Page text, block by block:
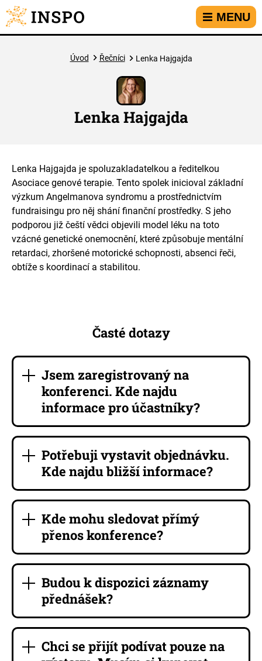
Přejít na hlavní menu
Přejít na obsah
Přejít na kontakt
MENU
Úvod Řečníci Lenka Hajgajda
Lenka Hajgajda
Lenka Hajgajda je spoluzakladatelkou a ředitelkou
Asociace genové terapie. Tento spolek inicioval základní
výzkum Angelmanova syndromu a prostřednictvím
fundraisingu pro něj shání finanční prostředky. S jeho
podporou již čeští vědci objevili model léku na toto
vzácné genetické onemocnění, které způsobuje mentální
retardaci, zhoršené motorické schopnosti, absenci řeči,
obtíže s koordinací a stabilitou.
Časté dotazy
Jsem zaregistrovaný na
konferenci. Kde najdu
informace pro účastníky?
Potřebuji vystavit objednávku.
Kde najdu bližší informace?
Kde mohu sledovat přímý
přenos konference?
Budou k dispozici záznamy
přednášek?
Chci se přijít podívat pouze na